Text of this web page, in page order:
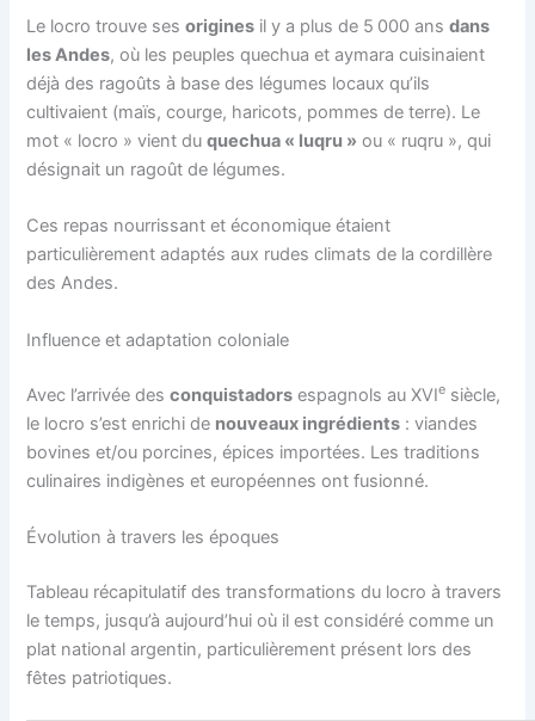
Le locro trouve sesorigines il y a plus de 5 000 ansdans
les Andes, où les peuples quechua et aymara cuisinaient
déjà des ragoûts à base des légumes locaux qu’ils
cultivaient (maïs, courge, haricots, pommes de terre). Le
mot « locro » vient duquechua « luqru » ou « ruqru », qui
désignait un ragoût de légumes.
Ces repas nourrissant et économique étaient
particulièrement adaptés aux rudes climats de la cordillère
des Andes.
Influence et adaptation coloniale
Avec l’arrivée desconquistadors espagnols au XVIe siècle,
le locro s’est enrichi de nouveaux ingrédients : viandes
bovines et/ou porcines, épices importées. Les traditions
culinaires indigènes et européennes ont fusionné.
Évolution à travers les époques
Tableau récapitulatif des transformations du locro à travers
le temps, jusqu’à aujourd’hui où il est considéré comme un
plat national argentin, particulièrement présent lors des
fêtes patriotiques.